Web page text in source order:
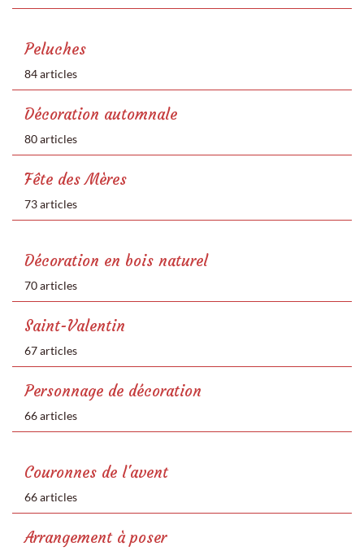
Peluches
84 articles
Décoration automnale
80 articles
Fête des Mères
73 articles
Décoration en bois naturel
70 articles
Saint-Valentin
67 articles
Personnage de décoration
66 articles
Couronnes de l'avent
66 articles
Arrangement à poser